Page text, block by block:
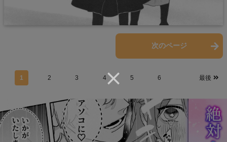
次のページ
1 2 3 4 5 6 最後